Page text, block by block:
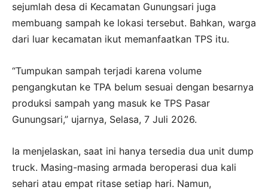
sejumlah desa di Kecamatan Gunungsari juga
membuang sampah ke lokasi tersebut. Bahkan, warga
dari luar kecamatan ikut memanfaatkan TPS itu.
“Tumpukan sampah terjadi karena volume
pengangkutan ke TPA belum sesuai dengan besarnya
produksi sampah yang masuk ke TPS Pasar
Gunungsari,” ujarnya, Selasa, 7 Juli 2026.
Ia menjelaskan, saat ini hanya tersedia dua unit dump
truck. Masing-masing armada beroperasi dua kali
sehari atau empat ritase setiap hari. Namun,